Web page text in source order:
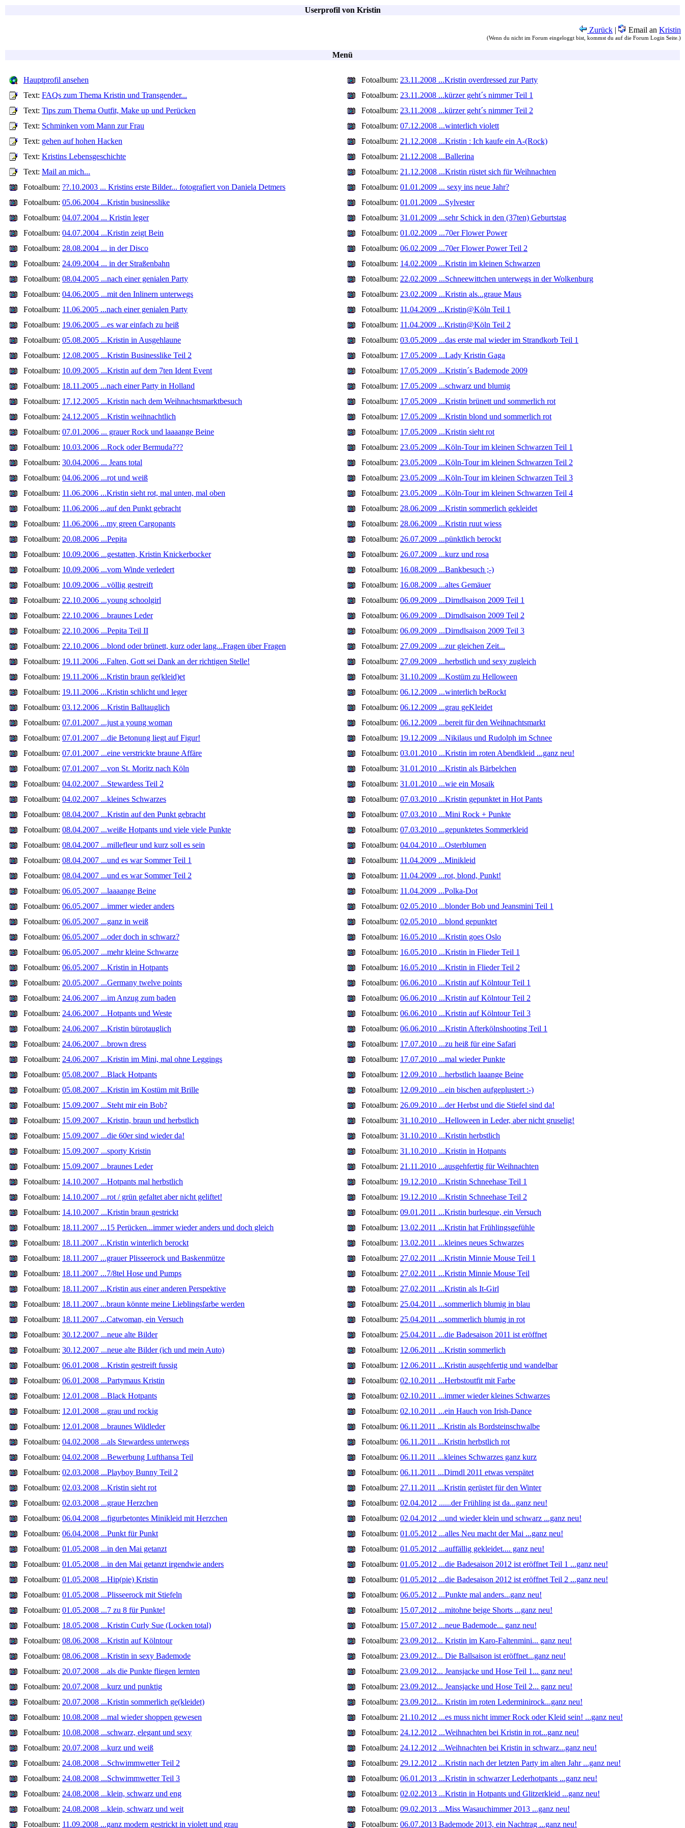
Userprofil von Kristin
Zurück | Email an Kristin
(Wenn du nicht im Forum eingeloggt bist, kommst du auf die Forum Login Seite.)
Menü
Hauptprofil ansehen
Text: FAQs zum Thema Kristin und Transgender...
Text: Tips zum Thema Outfit, Make up und Perücken
Text: Schminken vom Mann zur Frau
Text: gehen auf hohen Hacken
Text: Kristins Lebensgeschichte
Text: Mail an mich...
Fotoalbum: ??.10.2003 ... Kristins erste Bilder... fotografiert von Daniela Detmers
Fotoalbum: 05.06.2004 ...Kristin businesslike
Fotoalbum: 04.07.2004 ... Kristin leger
Fotoalbum: 04.07.2004 ...Kristin zeigt Bein
Fotoalbum: 28.08.2004 ... in der Disco
Fotoalbum: 24.09.2004 ... in der Straßenbahn
Fotoalbum: 08.04.2005 ...nach einer genialen Party
Fotoalbum: 04.06.2005 ...mit den Inlinern unterwegs
Fotoalbum: 11.06.2005 ...nach einer genialen Party
Fotoalbum: 19.06.2005 ...es war einfach zu heiß
Fotoalbum: 05.08.2005 ...Kristin in Ausgehlaune
Fotoalbum: 12.08.2005 ...Kristin Businesslike Teil 2
Fotoalbum: 10.09.2005 ...Kristin auf dem 7ten Ident Event
Fotoalbum: 18.11.2005 ...nach einer Party in Holland
Fotoalbum: 17.12.2005 ...Kristin nach dem Weihnachtsmarktbesuch
Fotoalbum: 24.12.2005 ...Kristin weihnachtlich
Fotoalbum: 07.01.2006 ... grauer Rock und laaaange Beine
Fotoalbum: 10.03.2006 ...Rock oder Bermuda???
Fotoalbum: 30.04.2006 ... Jeans total
Fotoalbum: 04.06.2006 ...rot und weiß
Fotoalbum: 11.06.2006 ...Kristin sieht rot, mal unten, mal oben
Fotoalbum: 11.06.2006 ...auf den Punkt gebracht
Fotoalbum: 11.06.2006 ...my green Cargopants
Fotoalbum: 20.08.2006 ...Pepita
Fotoalbum: 10.09.2006 ...gestatten, Kristin Knickerbocker
Fotoalbum: 10.09.2006 ...vom Winde verledert
Fotoalbum: 10.09.2006 ...völlig gestreift
Fotoalbum: 22.10.2006 ...young schoolgirl
Fotoalbum: 22.10.2006 ...braunes Leder
Fotoalbum: 22.10.2006 ...Pepita Teil II
Fotoalbum: 22.10.2006 ...blond oder brünett, kurz oder lang...Fragen über Fragen
Fotoalbum: 19.11.2006 ...Falten, Gott sei Dank an der richtigen Stelle!
Fotoalbum: 19.11.2006 ...Kristin braun ge(kleid)et
Fotoalbum: 19.11.2006 ...Kristin schlicht und leger
Fotoalbum: 03.12.2006 ...Kristin Balltauglich
Fotoalbum: 07.01.2007 ...just a young woman
Fotoalbum: 07.01.2007 ...die Betonung liegt auf Figur!
Fotoalbum: 07.01.2007 ...eine verstrickte braune Affäre
Fotoalbum: 07.01.2007 ...von St. Moritz nach Köln
Fotoalbum: 04.02.2007 ...Stewardess Teil 2
Fotoalbum: 04.02.2007 ...kleines Schwarzes
Fotoalbum: 08.04.2007 ...Kristin auf den Punkt gebracht
Fotoalbum: 08.04.2007 ...weiße Hotpants und viele viele Punkte
Fotoalbum: 08.04.2007 ...millefleur und kurz soll es sein
Fotoalbum: 08.04.2007 ...und es war Sommer Teil 1
Fotoalbum: 08.04.2007 ...und es war Sommer Teil 2
Fotoalbum: 06.05.2007 ...laaaange Beine
Fotoalbum: 06.05.2007 ...immer wieder anders
Fotoalbum: 06.05.2007 ...ganz in weiß
Fotoalbum: 06.05.2007 ...oder doch in schwarz?
Fotoalbum: 06.05.2007 ...mehr kleine Schwarze
Fotoalbum: 06.05.2007 ...Kristin in Hotpants
Fotoalbum: 20.05.2007 ...Germany twelve points
Fotoalbum: 24.06.2007 ...im Anzug zum baden
Fotoalbum: 24.06.2007 ...Hotpants und Weste
Fotoalbum: 24.06.2007 ...Kristin bürotauglich
Fotoalbum: 24.06.2007 ...brown dress
Fotoalbum: 24.06.2007 ...Kristin im Mini, mal ohne Leggings
Fotoalbum: 05.08.2007 ...Black Hotpants
Fotoalbum: 05.08.2007 ...Kristin im Kostüm mit Brille
Fotoalbum: 15.09.2007 ...Steht mir ein Bob?
Fotoalbum: 15.09.2007 ...Kristin, braun und herbstlich
Fotoalbum: 15.09.2007 ...die 60er sind wieder da!
Fotoalbum: 15.09.2007 ...sporty Kristin
Fotoalbum: 15.09.2007 ...braunes Leder
Fotoalbum: 14.10.2007 ...Hotpants mal herbstlich
Fotoalbum: 14.10.2007 ...rot / grün gefaltet aber nicht geliftet!
Fotoalbum: 14.10.2007 ...Kristin braun gestrickt
Fotoalbum: 18.11.2007 ...15 Perücken...immer wieder anders und doch gleich
Fotoalbum: 18.11.2007 ...Kristin winterlich berockt
Fotoalbum: 18.11.2007 ...grauer Plisseerock und Baskenmütze
Fotoalbum: 18.11.2007 ...7/8tel Hose und Pumps
Fotoalbum: 18.11.2007 ...Kristin aus einer anderen Perspektive
Fotoalbum: 18.11.2007 ...braun könnte meine Lieblingsfarbe werden
Fotoalbum: 18.11.2007 ...Catwoman, ein Versuch
Fotoalbum: 30.12.2007 ...neue alte Bilder
Fotoalbum: 30.12.2007 ...neue alte Bilder (ich und mein Auto)
Fotoalbum: 06.01.2008 ...Kristin gestreift fussig
Fotoalbum: 06.01.2008 ...Partymaus Kristin
Fotoalbum: 12.01.2008 ...Black Hotpants
Fotoalbum: 12.01.2008 ...grau und rockig
Fotoalbum: 12.01.2008 ...braunes Wildleder
Fotoalbum: 04.02.2008 ...als Stewardess unterwegs
Fotoalbum: 04.02.2008 ...Bewerbung Lufthansa Teil
Fotoalbum: 02.03.2008 ...Playboy Bunny Teil 2
Fotoalbum: 02.03.2008 ...Kristin sieht rot
Fotoalbum: 02.03.2008 ...graue Herzchen
Fotoalbum: 06.04.2008 ...figurbetontes Minikleid mit Herzchen
Fotoalbum: 06.04.2008 ...Punkt für Punkt
Fotoalbum: 01.05.2008 ...in den Mai getanzt
Fotoalbum: 01.05.2008 ...in den Mai getanzt irgendwie anders
Fotoalbum: 01.05.2008 ...Hip(pie) Kristin
Fotoalbum: 01.05.2008 ...Plisseerock mit Stiefeln
Fotoalbum: 01.05.2008 ...7 zu 8 für Punkte!
Fotoalbum: 18.05.2008 ...Kristin Curly Sue (Locken total)
Fotoalbum: 08.06.2008 ...Kristin auf Kölntour
Fotoalbum: 08.06.2008 ...Kristin in sexy Bademode
Fotoalbum: 20.07.2008 ...als die Punkte fliegen lernten
Fotoalbum: 20.07.2008 ...kurz und punktig
Fotoalbum: 20.07.2008 ...Kristin sommerlich ge(kleidet)
Fotoalbum: 10.08.2008 ...mal wieder shoppen gewesen
Fotoalbum: 10.08.2008 ...schwarz, elegant und sexy
Fotoalbum: 20.07.2008 ...kurz und weiß
Fotoalbum: 24.08.2008 ...Schwimmwetter Teil 2
Fotoalbum: 24.08.2008 ...Schwimmwetter Teil 3
Fotoalbum: 24.08.2008 ...klein, schwarz und eng
Fotoalbum: 24.08.2008 ...klein, schwarz und weit
Fotoalbum: 11.09.2008 ...ganz modern gestrickt in violett und grau
Fotoalbum: 23.11.2008 ...Kristin overdressed zur Party
Fotoalbum: 23.11.2008 ...kürzer geht´s nimmer Teil 1
Fotoalbum: 23.11.2008 ...kürzer geht´s nimmer Teil 2
Fotoalbum: 07.12.2008 ...winterlich violett
Fotoalbum: 21.12.2008 ...Kristin : Ich kaufe ein A-(Rock)
Fotoalbum: 21.12.2008 ...Ballerina
Fotoalbum: 21.12.2008 ...Kristin rüstet sich für Weihnachten
Fotoalbum: 01.01.2009 ... sexy ins neue Jahr?
Fotoalbum: 01.01.2009 ...Sylvester
Fotoalbum: 31.01.2009 ...sehr Schick in den (37ten) Geburtstag
Fotoalbum: 01.02.2009 ...70er Flower Power
Fotoalbum: 06.02.2009 ...70er Flower Power Teil 2
Fotoalbum: 14.02.2009 ...Kristin im kleinen Schwarzen
Fotoalbum: 22.02.2009 ...Schneewittchen unterwegs in der Wolkenburg
Fotoalbum: 23.02.2009 ...Kristin als...graue Maus
Fotoalbum: 11.04.2009 ...Kristin@Köln Teil 1
Fotoalbum: 11.04.2009 ...Kristin@Köln Teil 2
Fotoalbum: 03.05.2009 ...das erste mal wieder im Strandkorb Teil 1
Fotoalbum: 17.05.2009 ...Lady Kristin Gaga
Fotoalbum: 17.05.2009 ...Kristin´s Bademode 2009
Fotoalbum: 17.05.2009 ...schwarz und blumig
Fotoalbum: 17.05.2009 ...Kristin brünett und sommerlich rot
Fotoalbum: 17.05.2009 ...Kristin blond und sommerlich rot
Fotoalbum: 17.05.2009 ...Kristin sieht rot
Fotoalbum: 23.05.2009 ...Köln-Tour im kleinen Schwarzen Teil 1
Fotoalbum: 23.05.2009 ...Köln-Tour im kleinen Schwarzen Teil 2
Fotoalbum: 23.05.2009 ...Köln-Tour im kleinen Schwarzen Teil 3
Fotoalbum: 23.05.2009 ...Köln-Tour im kleinen Schwarzen Teil 4
Fotoalbum: 28.06.2009 ...Kristin sommerlich gekleidet
Fotoalbum: 28.06.2009 ...Kristin ruut wiess
Fotoalbum: 26.07.2009 ...pünktlich berockt
Fotoalbum: 26.07.2009 ...kurz und rosa
Fotoalbum: 16.08.2009 ...Bankbesuch ;-)
Fotoalbum: 16.08.2009 ...altes Gemäuer
Fotoalbum: 06.09.2009 ...Dirndlsaison 2009 Teil 1
Fotoalbum: 06.09.2009 ...Dirndlsaison 2009 Teil 2
Fotoalbum: 06.09.2009 ...Dirndlsaison 2009 Teil 3
Fotoalbum: 27.09.2009 ...zur gleichen Zeit...
Fotoalbum: 27.09.2009 ...herbstlich und sexy zugleich
Fotoalbum: 31.10.2009 ...Kostüm zu Helloween
Fotoalbum: 06.12.2009 ...winterlich beRockt
Fotoalbum: 06.12.2009 ...grau geKleidet
Fotoalbum: 06.12.2009 ...bereit für den Weihnachtsmarkt
Fotoalbum: 19.12.2009 ...Nikilaus und Rudolph im Schnee
Fotoalbum: 03.01.2010 ...Kristin im roten Abendkleid ...ganz neu!
Fotoalbum: 31.01.2010 ...Kristin als Bärbelchen
Fotoalbum: 31.01.2010 ...wie ein Mosaik
Fotoalbum: 07.03.2010 ...Kristin gepunktet in Hot Pants
Fotoalbum: 07.03.2010 ...Mini Rock + Punkte
Fotoalbum: 07.03.2010 ...gepunktetes Sommerkleid
Fotoalbum: 04.04.2010 ...Osterblumen
Fotoalbum: 11.04.2009 ...Minikleid
Fotoalbum: 11.04.2009 ...rot, blond, Punkt!
Fotoalbum: 11.04.2009 ...Polka-Dot
Fotoalbum: 02.05.2010 ...blonder Bob und Jeansmini Teil 1
Fotoalbum: 02.05.2010 ...blond gepunktet
Fotoalbum: 16.05.2010 ...Kristin goes Oslo
Fotoalbum: 16.05.2010 ...Kristin in Flieder Teil 1
Fotoalbum: 16.05.2010 ...Kristin in Flieder Teil 2
Fotoalbum: 06.06.2010 ...Kristin auf Kölntour Teil 1
Fotoalbum: 06.06.2010 ...Kristin auf Kölntour Teil 2
Fotoalbum: 06.06.2010 ...Kristin auf Kölntour Teil 3
Fotoalbum: 06.06.2010 ...Kristin Afterkölnshooting Teil 1
Fotoalbum: 17.07.2010 ...zu heiß für eine Safari
Fotoalbum: 17.07.2010 ...mal wieder Punkte
Fotoalbum: 12.09.2010 ...herbstlich laaange Beine
Fotoalbum: 12.09.2010 ...ein bischen aufgeplustert :-)
Fotoalbum: 26.09.2010 ...der Herbst und die Stiefel sind da!
Fotoalbum: 31.10.2010 ...Helloween in Leder, aber nicht gruselig!
Fotoalbum: 31.10.2010 ...Kristin herbstlich
Fotoalbum: 31.10.2010 ...Kristin in Hotpants
Fotoalbum: 21.11.2010 ...ausgehfertig für Weihnachten
Fotoalbum: 19.12.2010 ...Kristin Schneehase Teil 1
Fotoalbum: 19.12.2010 ...Kristin Schneehase Teil 2
Fotoalbum: 09.01.2011 ...Kristin burlesque, ein Versuch
Fotoalbum: 13.02.2011 ...Kristin hat Frühlingsgefühle
Fotoalbum: 13.02.2011 ...kleines neues Schwarzes
Fotoalbum: 27.02.2011 ...Kristin Minnie Mouse Teil 1
Fotoalbum: 27.02.2011 ...Kristin Minnie Mouse Teil
Fotoalbum: 27.02.2011 ...Kristin als It-Girl
Fotoalbum: 25.04.2011 ...sommerlich blumig in blau
Fotoalbum: 25.04.2011 ...sommerlich blumig in rot
Fotoalbum: 25.04.2011 ...die Badesaison 2011 ist eröffnet
Fotoalbum: 12.06.2011 ...Kristin sommerlich
Fotoalbum: 12.06.2011 ...Kristin ausgehfertig und wandelbar
Fotoalbum: 02.10.2011 ...Herbstoutfit mit Farbe
Fotoalbum: 02.10.2011 ...immer wieder kleines Schwarzes
Fotoalbum: 02.10.2011 ...ein Hauch von Irish-Dance
Fotoalbum: 06.11.2011 ...Kristin als Bordsteinschwalbe
Fotoalbum: 06.11.2011 ...Kristin herbstlich rot
Fotoalbum: 06.11.2011 ...kleines Schwarzes ganz kurz
Fotoalbum: 06.11.2011 ...Dirndl 2011 etwas verspätet
Fotoalbum: 27.11.2011 ...Kristin gerüstet für den Winter
Fotoalbum: 02.04.2012 ......der Frühling ist da...ganz neu!
Fotoalbum: 02.04.2012 ...und wieder klein und schwarz ...ganz neu!
Fotoalbum: 01.05.2012 ...alles Neu macht der Mai ...ganz neu!
Fotoalbum: 01.05.2012 ...auffällig gekleidet.... ganz neu!
Fotoalbum: 01.05.2012 ...die Badesaison 2012 ist eröffnet Teil 1 ...ganz neu!
Fotoalbum: 01.05.2012 ...die Badesaison 2012 ist eröffnet Teil 2 ...ganz neu!
Fotoalbum: 06.05.2012 ...Punkte mal anders...ganz neu!
Fotoalbum: 15.07.2012 ...mitohne beige Shorts ...ganz neu!
Fotoalbum: 15.07.2012 ...neue Bademode... ganz neu!
Fotoalbum: 23.09.2012... Kristin im Karo-Faltenmini... ganz neu!
Fotoalbum: 23.09.2012... Die Ballsaison ist eröffnet...ganz neu!
Fotoalbum: 23.09.2012... Jeansjacke und Hose Teil 1... ganz neu!
Fotoalbum: 23.09.2012... Jeansjacke und Hose Teil 2... ganz neu!
Fotoalbum: 23.09.2012... Kristin im roten Lederminirock...ganz neu!
Fotoalbum: 21.10.2012 ...es muss nicht immer Rock oder Kleid sein! ...ganz neu!
Fotoalbum: 24.12.2012 ...Weihnachten bei Kristin in rot...ganz neu!
Fotoalbum: 24.12.2012 ...Weihnachten bei Kristin in schwarz...ganz neu!
Fotoalbum: 29.12.2012 ...Kristin nach der letzten Party im alten Jahr ...ganz neu!
Fotoalbum: 06.01.2013 ...Kristin in schwarzer Lederhotpants ...ganz neu!
Fotoalbum: 02.02.2013 ...Kristin in Hotpants und Glitzerkleid ...ganz neu!
Fotoalbum: 09.02.2013 ...Miss Wasauchimmer 2013 ...ganz neu!
Fotoalbum: 06.07.2013 Bademode 2013, ein Nachtrag ...ganz neu!